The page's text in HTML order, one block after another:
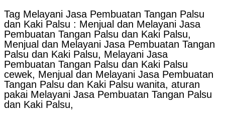
Tag Melayani Jasa Pembuatan Tangan Palsu
dan Kaki Palsu : Menjual dan Melayani Jasa
Pembuatan Tangan Palsu dan Kaki Palsu,
Menjual dan Melayani Jasa Pembuatan Tangan
Palsu dan Kaki Palsu, Melayani Jasa
Pembuatan Tangan Palsu dan Kaki Palsu
cewek, Menjual dan Melayani Jasa Pembuatan
Tangan Palsu dan Kaki Palsu wanita, aturan
pakai Melayani Jasa Pembuatan Tangan Palsu
dan Kaki Palsu,